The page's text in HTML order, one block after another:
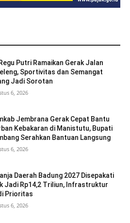
Putri Ramaikan Gerak Jalan
Sportivitas dan Semangat
Jadi Sorotan
6, 2026
Jembrana Gerak Cepat Bantu
Kebakaran di Manistutu, Bupati
Serahkan Bantuan Langsung
6, 2026
Daerah Badung 2027 Disepakati
Jadi Rp14,2 Triliun, Infrastruktur
Prioritas
6, 2026